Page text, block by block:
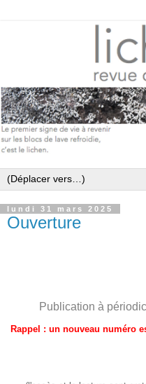
lundi 31 mars 2025
Ouverture
Publication à
Rappel : un nouveau numéro